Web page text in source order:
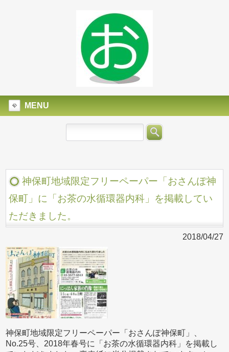
MENU
神保町地域限定フリーペーパー「おさんぽ神
保町」に「お茶の水循環器内科」を掲載してい
ただきました。
2018/04/27
神保町地域限定フリーペーパー「おさんぽ神保町」、
No.25号、2018年春号に「お茶の水循環器内科」を掲載し